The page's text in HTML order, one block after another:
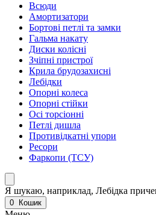
Всюди
Амортизатори
Бортові петлі та замки
Гальма накату
Диски колісні
Зчіпні пристрої
Крила брудозахисні
Лебідки
Опорні колеса
Опорні стійки
Осі торсіонні
Петлі дишла
Противідкатні упори
Ресори
Фаркопи (ТСУ)
Я шукаю, наприклад, Лебідка
0 Кошик